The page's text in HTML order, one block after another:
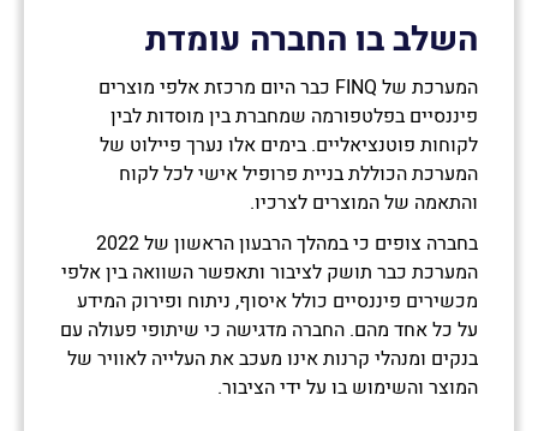
השלב בו החברה עומדת
המערכת של FINQ כבר היום מרכזת אלפי מוצרים
פיננסיים בפלטפורמה שמחברת בין מוסדות לבין
לקוחות פוטנציאליים. בימים אלו נערך פיילוט של
המערכת הכוללת בניית פרופיל אישי לכל לקוח
והתאמה של המוצרים לצרכיו.
בחברה צופים כי במהלך הרבעון הראשון של 2022
המערכת כבר תושק לציבור ותאפשר השוואה בין אלפי
מכשירים פיננסיים כולל איסוף, ניתוח ופירוק המידע
על כל אחד מהם. החברה מדגישה כי שיתופי פעולה עם
בנקים ומנהלי קרנות אינו מעכב את העלייה לאוויר של
המוצר והשימוש בו על ידי הציבור.